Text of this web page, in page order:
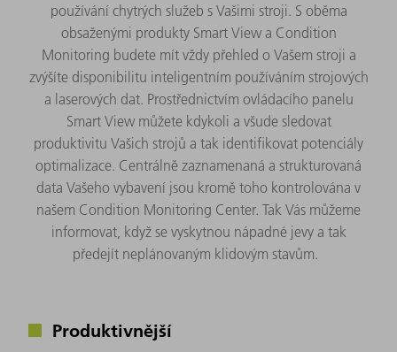
používání chytrých služeb s Vašimi stroji. S oběma
obsaženými produkty Smart View a Condition
Monitoring budete mít vždy přehled o Vašem stroji a
zvýšíte disponibilitu inteligentním používáním strojových
a laserových dat. Prostřednictvím ovládacího panelu
Smart View můžete kdykoli a všude sledovat
produktivitu Vašich strojů a tak identifikovat potenciály
optimalizace. Centrálně zaznamenaná a strukturovaná
data Vašeho vybavení jsou kromě toho kontrolována v
našem Condition Monitoring Center. Tak Vás můžeme
informovat, když se vyskytnou nápadné jevy a tak
předejít neplánovaným klidovým stavům.
Produktivnější